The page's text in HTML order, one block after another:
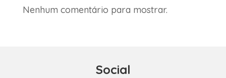
Nenhum comentário para mostrar.
Social